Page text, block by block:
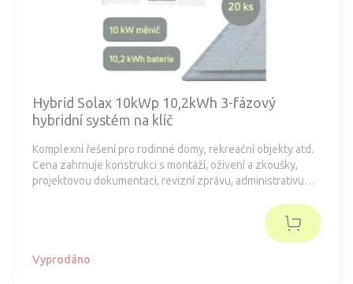
Hybrid Solax 10kWp 10,2kWh 3-fázový
hybridní systém na klíč
Komplexní řešení pro rodinné domy, rekreační objekty atd.
Cena zahrnuje konstrukci s montáží, oživení a zkoušky,
projektovou dokumentaci, revizní zprávu, administrativu
Vyprodáno